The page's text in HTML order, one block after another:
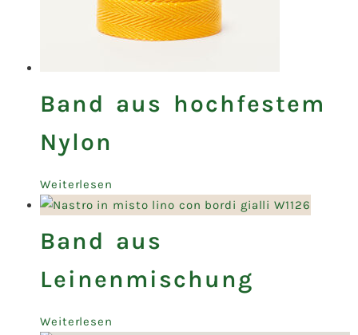
Band aus hochfestem
Nylon
Weiterlesen
Band aus
Leinenmischung
Weiterlesen